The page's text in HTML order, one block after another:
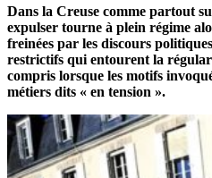
Dans la Creuse comme partout
expulser tourne à plein régime
freinées par les discours
restrictifs qui entourent la
compris lorsque les motifs
métiers dits « en tension ».